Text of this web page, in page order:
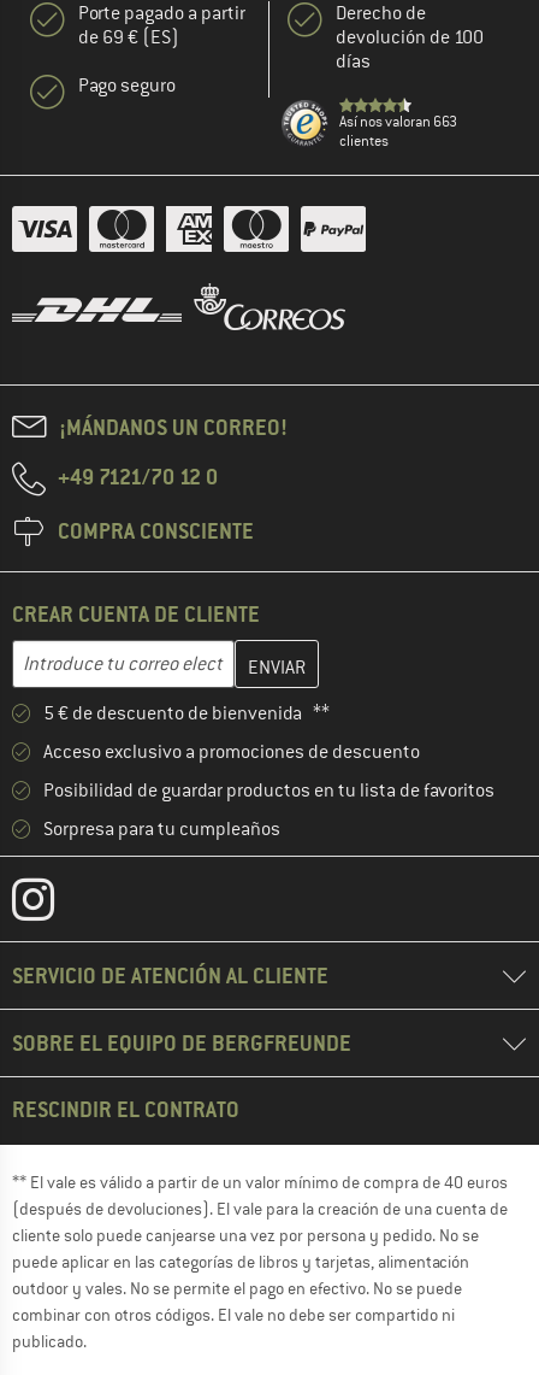
Porte pagado a partir
de 69 € (ES)
Pago seguro
Derecho de
devolución de 100
días
Así nos valoran 663
clientes
¡MÁNDANOS UN CORREO!
+49 7121/70 12 0
COMPRA CONSCIENTE
CREAR CUENTA DE CLIENTE
Dirección de correo electrónico
Introduce aquí tu dirección de correo electrónico y crea tu
5 € de descuento de bienvenida **
Acceso exclusivo a promociones de descuento
Posibilidad de guardar productos en tu lista de favoritos
Sorpresa para tu cumpleaños
SERVICIO DE ATENCIÓN AL CLIENTE
SOBRE EL EQUIPO DE BERGFREUNDE
RESCINDIR EL CONTRATO
** El vale es válido a partir de un valor mínimo de compra de 40 euros
(después de devoluciones). El vale para la creación de una cuenta de
cliente solo puede canjearse una vez por persona y pedido. No se
puede aplicar en las categorías de libros y tarjetas, alimentación
outdoor y vales. No se permite el pago en efectivo. No se puede
combinar con otros códigos. El vale no debe ser compartido ni
publicado.